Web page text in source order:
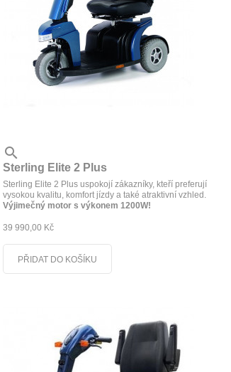

Sterling Elite 2 Plus
Sterling Elite 2 Plus uspokojí zákazníky, kteří preferují
vysokou kvalitu, komfort jízdy a také atraktivní vzhled.
Výjimečný motor s výkonem 1200W!
39 990,00 Kč
PŘIDAT DO KOŠÍKU